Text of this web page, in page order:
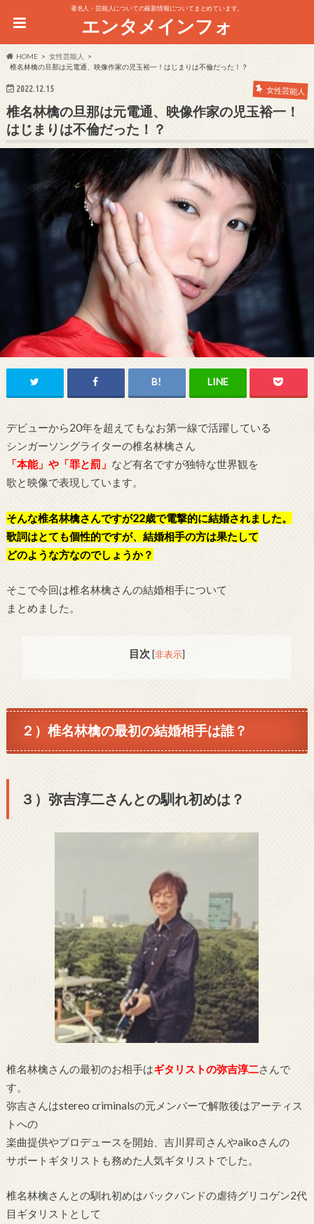
著名人・芸能人についての最新情報についてまとめています。
エンタメインフォ
HOME
女性芸能人
椎名林檎の旦那は元電通、映像作家の児玉裕一！はじまりは不倫だった！？
2022.12.15 女性芸能人
椎名林檎の旦那は元電通、映像作家の児玉裕一！
はじまりは不倫だった！？
デビューから20年を超えてもなお第一線で活躍している
シンガーソングライターの椎名林檎さん
「本能」や「罪と罰」 など有名ですが独特な世界観を
歌と映像で表現しています。
そんな椎名林檎さんですが22歳で電撃的に結婚されました。
歌詞はとても個性的ですが、結婚相手の方は果たして
どのような方なのでしょうか？
そこで今回は椎名林檎さんの結婚相手について
まとめました。
目次 [非表示]
２）椎名林檎の最初の結婚相手は誰？
３）弥吉淳二さんとの馴れ初めは？
椎名林檎さんの最初のお相手はギタリストの弥吉淳二さんで
す。
弥吉さんはstereo criminalsの元メンバーで解散後はアーティス
トへの
楽曲提供やプロデュースを開始、吉川昇司さんやaikoさんの
サポートギタリストも務めた人気ギタリストでした。
椎名林檎さんとの馴れ初めはバックバンドの虐待グリコゲン2代
目ギタリストとして